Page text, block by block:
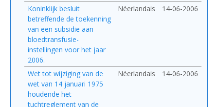
Koninklijk besluit
betreffende de toekenning
van een subsidie aan
bloedtransfusie-
instellingen voor het jaar
2006.
Néerlandais 14-06-2006
Wet tot wijziging van de
wet van 14 januari 1975
houdende het
tuchtreglement van de
Néerlandais 14-06-2006